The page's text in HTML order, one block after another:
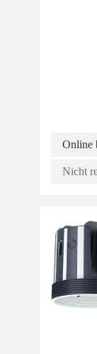
Online
Nicht